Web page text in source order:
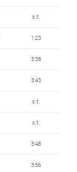
s.t.
1:23
3:38
3:43
s.t.
s.t.
3:48
3:56